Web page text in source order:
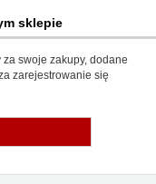
sklepie
swoje zakupy, dodane
zarejestrowanie się